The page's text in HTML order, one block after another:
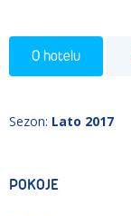
O hotelu
Sezon: Lato 2017
POKOJE